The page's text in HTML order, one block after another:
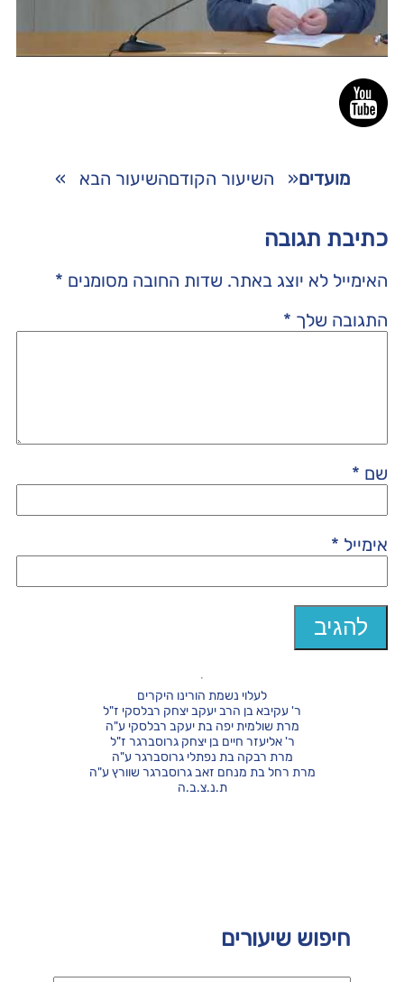
מועדים« השיעור הקודםהשיעור הבא »
כתיבת תגובה
האימייל לא יוצג באתר. שדות החובה מסומנים *
התגובה שלך *
שם *
אימייל *
חיפוש שיעורים
לעלוי נשמת הורינו היקרים
ר' עקיבא בן הרב יעקב יצחק רבלסקי ז"ל
מרת שולמית יפה בת יעקב רבלסקי ע"ה
ר' אליעזר חיים בן יצחק גרוסברגר ז"ל
מרת רבקה בת נפתלי גרוסברגר ע"ה
מרת רחל בת מנחם זאב גרוסברגר שוורץ ע"ה
ת.נ.צ.ב.ה